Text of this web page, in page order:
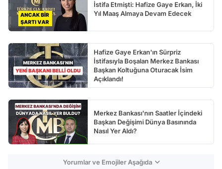
İstifa Etmişti: Hafize Gaye Erkan, İki
Yıl Maaş Almaya Devam Edecek
Hafize Gaye Erkan'ın Sürpriz
İstifasıyla Boşalan Merkez Bankası
Başkan Koltuğuna Oturacak İsim
Açıklandı!
Merkez Bankası'nın Saatler İçindeki
Başkan Değişimi Dünya Basınında
Nasıl Yer Aldı?
Yorumlar ve Emojiler Aşağıda